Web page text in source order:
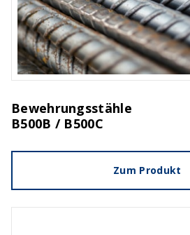
Bewehrungsstähle
B500B / B500C
Zum Produkt